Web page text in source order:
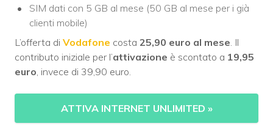
SIM dati con 5 GB al mese (50 GB al mese per i già
clienti mobile)
L’offerta di Vodafone costa 25,90 euro al mese . Il
contributo iniziale per l’attivazione è scontato a 19,95
euro , invece di 39,90 euro.
ATTIVA INTERNET UNLIMITED »